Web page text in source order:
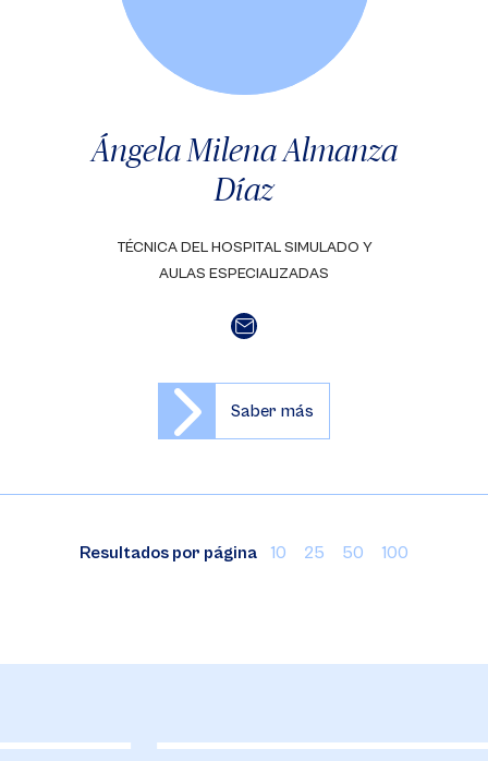
Ángela Milena Almanza
Díaz
TÉCNICA DEL HOSPITAL SIMULADO Y
AULAS ESPECIALIZADAS
Saber más
Resultados por página 10 25 50 100